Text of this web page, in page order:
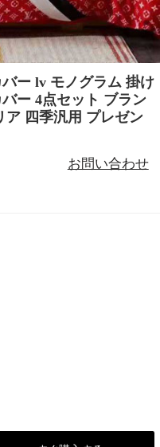
ー lv モノグラム 掛け
ー 4点セット ブラン
ア 四季汎用 プレゼン
お問い合わせ